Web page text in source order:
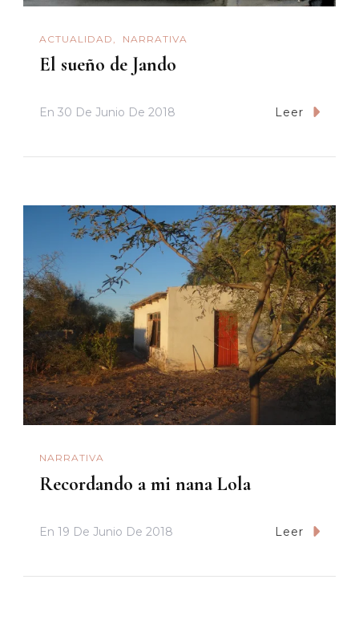
ACTUALIDAD NARRATIVA
El sueño de Jando
En 30 De Junio De 2018 Leer
NARRATIVA
Recordando a mi nana Lola
En 19 De Junio De 2018 Leer